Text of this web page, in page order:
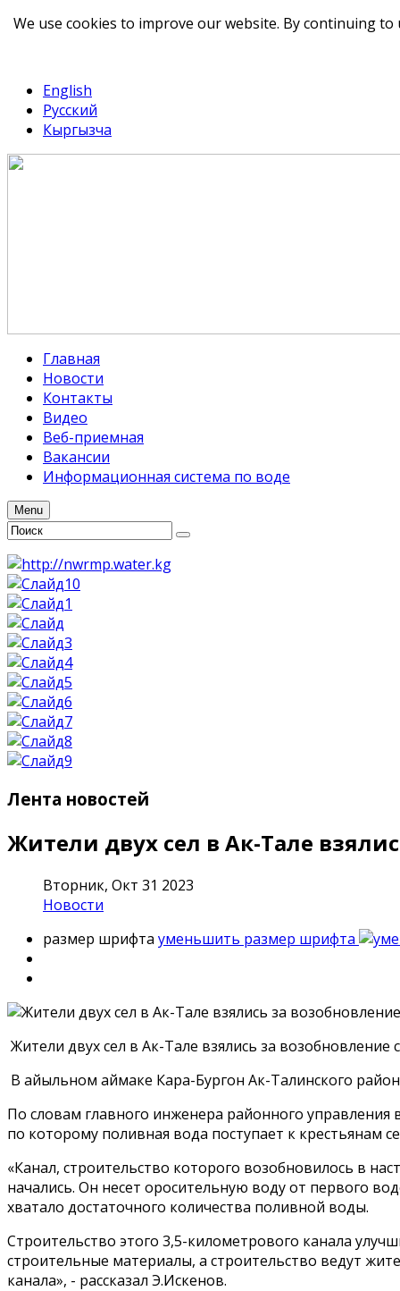
English
Русский
Кыргызча
Главная
Новости
Контакты
Видео
Веб-приемная
Вакансии
Информационная система по воде
Menu
Лента новостей
Жители двух сел в Ак-Тале
Вторник, Окт 31 2023
Новости
размер шрифта уменьшить размер шрифта
Жители двух сел в Ак-Тале взялись за возобновление
В айыльном аймаке Кара-Бургон Ак-Талинского
По словам главного инженера районного
по которому поливная вода поступает к крестьянам
«Канал, строительство которого возобновилось в
начались. Он несет оросительную воду от первого
хватало достаточного количества поливной воды.
Строительство этого 3,5-километрового канала
строительные материалы, а строительство ведут
канала», - рассказал Э.Искенов.
We use cookies to improve our website. By continuing